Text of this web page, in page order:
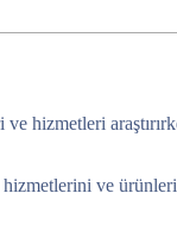
hizmetleri
ve